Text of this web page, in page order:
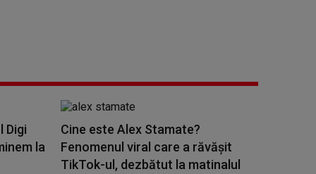
Digi
la
Cine este Alex Stamate?
Fenomenul viral care a răvășit
TikTok-ul, dezbătut la matinalul